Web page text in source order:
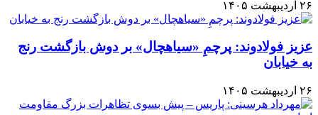
۲۶ اردیبهشت ۱۴۰۵
عزیز فولادوند: پرچمِ «سیاهچال» بر دوش بازگشت رنج
به خیابان
۲۶ اردیبهشت ۱۴۰۵